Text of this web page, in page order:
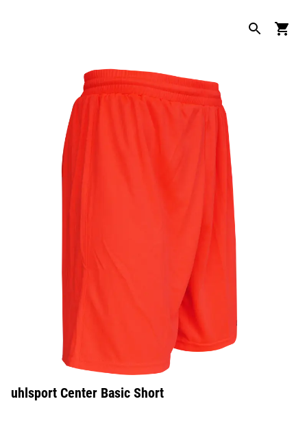
uhlsport Center Basic Short